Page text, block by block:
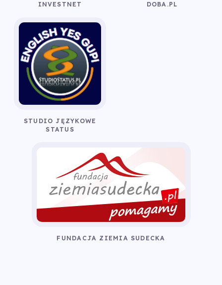
INVESTNET DOBA.PL
STUDIO JĘZYKOWE
STATUS
FUNDACJA ZIEMIA SUDECKA